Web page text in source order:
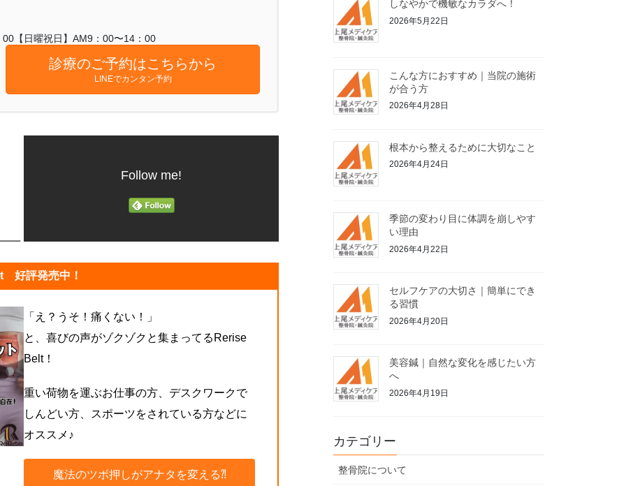
【日曜祝日】AM9：00〜14：00
診療のご予約はこちらから
LINEでカンタン予約
Follow me!
好評発売中！
「え？うそ！痛くない！」
と、喜びの声がゾクゾクと集まってるRerise
Belt！
重い荷物を運ぶお仕事の方、デスクワークで
しんどい方、スポーツをされている方などに
オススメ♪
魔法のツボ押しがアナタを変える⁈
しなやかで機敏なカラダへ！
2026年5月22日
こんな方におすすめ｜当院の施術
が合う方
2026年4月28日
根本から整えるために大切なこと
2026年4月24日
季節の変わり目に体調を崩しやす
い理由
2026年4月22日
セルフケアの大切さ｜簡単にでき
る習慣
2026年4月20日
美容鍼｜自然な変化を感じたい方
へ
2026年4月19日
カテゴリー
整骨院について